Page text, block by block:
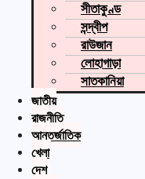
সীতাকুণ্ড
সন্দ্বীপ
রাউজান
লোহাগাড়া
সাতকানিয়া
জাতীয়
রাজনীতি
আন্তর্জাতিক
খেলা
দেশ